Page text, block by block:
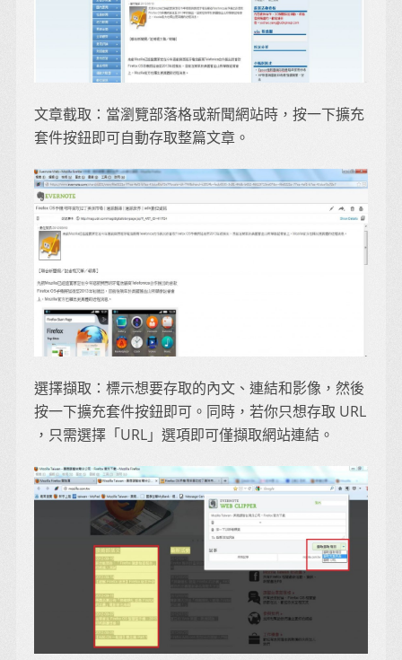
文章截取：當瀏覽部落格或新聞網站時，按一下擴充
套件按鈕即可自動存取整篇文章。
選擇擷取：標示想要存取的內文、連結和影像，然後
按一下擴充套件按鈕即可。同時，若你只想存取 URL
，只需選擇「URL」選項即可僅擷取網站連結。